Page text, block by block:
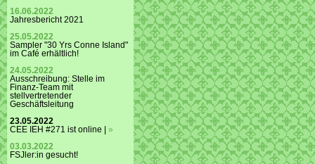
16.06.2022
Jahresbericht 2021
25.05.2022
Sampler "30 Yrs Conne Island"
im Café erhältlich!
24.05.2022
Ausschreibung: Stelle im
Finanz-Team mit
stellvertretender
Geschäftsleitung
23.05.2022
CEE IEH #271 ist online | »
03.03.2022
FSJler:in gesucht!